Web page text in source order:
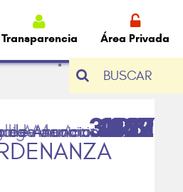
Transparencia Área Privada
BUSCAR
61
2912
627
4187
3469
1962